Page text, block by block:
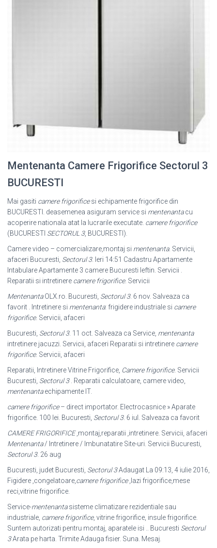
Mentenanta Camere Frigorifice Sectorul 3
BUCURESTI
Mai gasiti camere frigorificesi echipamente frigorifice din
BUCURESTI. deasemenea asiguram service si mentenantacu
acoperire nationala atat la lucrarile executate. camere frigorifice
(BUCURESTI SECTORUL 3, BUCURESTI).
Camere video – comercializare,montaj si mentenanta. Servicii,
afaceri Bucuresti, Sectorul 3. Ieri 14:51 Cadastru Apartamente
Intabulare Apartamente 3 camere Bucuresti Ieftin. Servicii .
Reparatii si intretinere camere frigorifice. Servicii
MentenantaOLX.ro. Bucuresti, Sectorul 3. 6 nov. Salveaza ca
favorit . Intretinere si mentenanta: frigidere industriale si camere
frigorifice. Servicii, afaceri
Bucuresti, Sectorul 3. 11 oct. Salveaza ca Service, mentenanta
intretinere jacuzzi. Servicii, afaceri Reparatii si intretinere camere
frigorifice. Servicii, afaceri
Reparatii, Intretinere Vitrine Frigorifice, Camere frigorifice. Servicii
Bucuresti, Sectorul 3. Reparatii calculatoare, camere video,
mentenantaechipamente IT.
camere frigorifice– direct importator. Electrocasnice » Aparate
frigorifice. 100 lei. Bucuresti, Sectorul 3. 6 iul. Salveaza ca favorit
CAMERE FRIGORIFICE,montaj,reparatii ,intretinere. Servicii, afaceri
Mentenanta/ Intretinere / Imbunatatire Site-uri. Servicii Bucuresti,
Sectorul 3. 26 aug
Bucuresti, judet Bucuresti, Sectorul 3Adaugat La 09:13, 4 iulie 2016,
Figidere , congelatoare, camere frigorifice,lazi frigorifice,mese
reci,vitrine frigorifice.
Service-mentenantasisteme climatizare rezidentiale sau
industriale, camere frigorifice, vitrine frigorifice, insule frigorifice.
Suntem autorizati pentru montaj, aparatele isi .. Bucuresti Sectorul
3Arata pe harta. Trimite Adauga fisier. Suna. Mesaj.